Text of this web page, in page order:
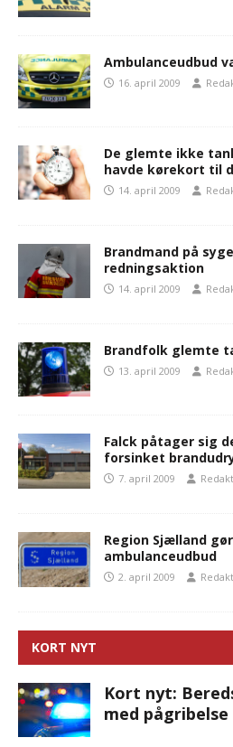
Ambulanceudbud
16. april 2009
De glemte ikke
havde kørekort til
14. april 2009
Brandmand på
redningsaktion
14. april 2009
Brandfolk glemte
13. april 2009
Falck påtager sig
forsinket
7. april 2009
Region Sjælland
ambulanceudbud
2. april 2009
KORT NYT
Kort nyt:
med